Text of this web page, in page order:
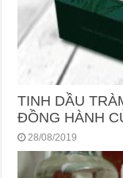
TINH DẦU
ĐỒNG HÀNH
28/08/2019